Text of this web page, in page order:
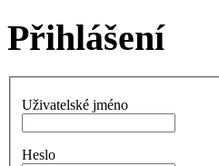
Přihlášení
Uživatelské jméno
Heslo